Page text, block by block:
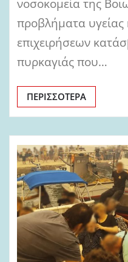
νοσοκομεία της
προβλήματα υγείας
επιχειρήσεων
πυρκαγιάς που…
ΠΕΡΙΣΣΌΤΕΡΑ